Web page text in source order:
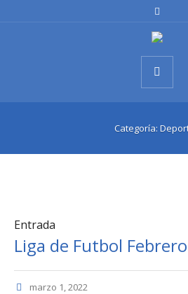
Categoría:
Entrada
Liga de Futbol
marzo 1, 2022